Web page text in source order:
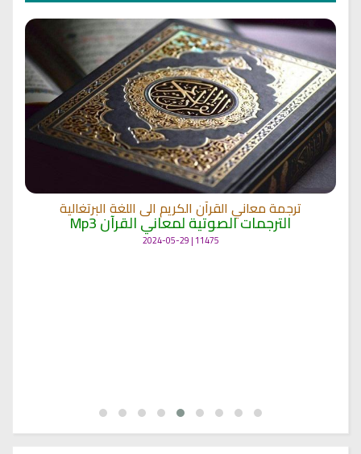
ترجمة معاني القرآن الكريم الى اللغة البرتغالية
الترجمات الصوتية لمعاني القرآن Mp3
11475 | 2024-05-29